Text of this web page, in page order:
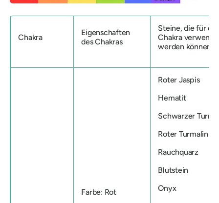
Chakra
Eigenschaften
des Chakras
Steine, die für
Chakra
werden können
Farbe: Rot
Roter Jaspis
Hematit
Schwarzer
Roter Turmalin
Rauchquarz
Blutstein
Onyx